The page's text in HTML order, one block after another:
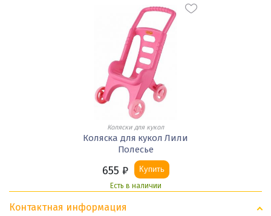
Коляски для кукол
Коляска для кукол Лили
Полесье
655 ₽ Купить
Есть в наличии
Контактная информация